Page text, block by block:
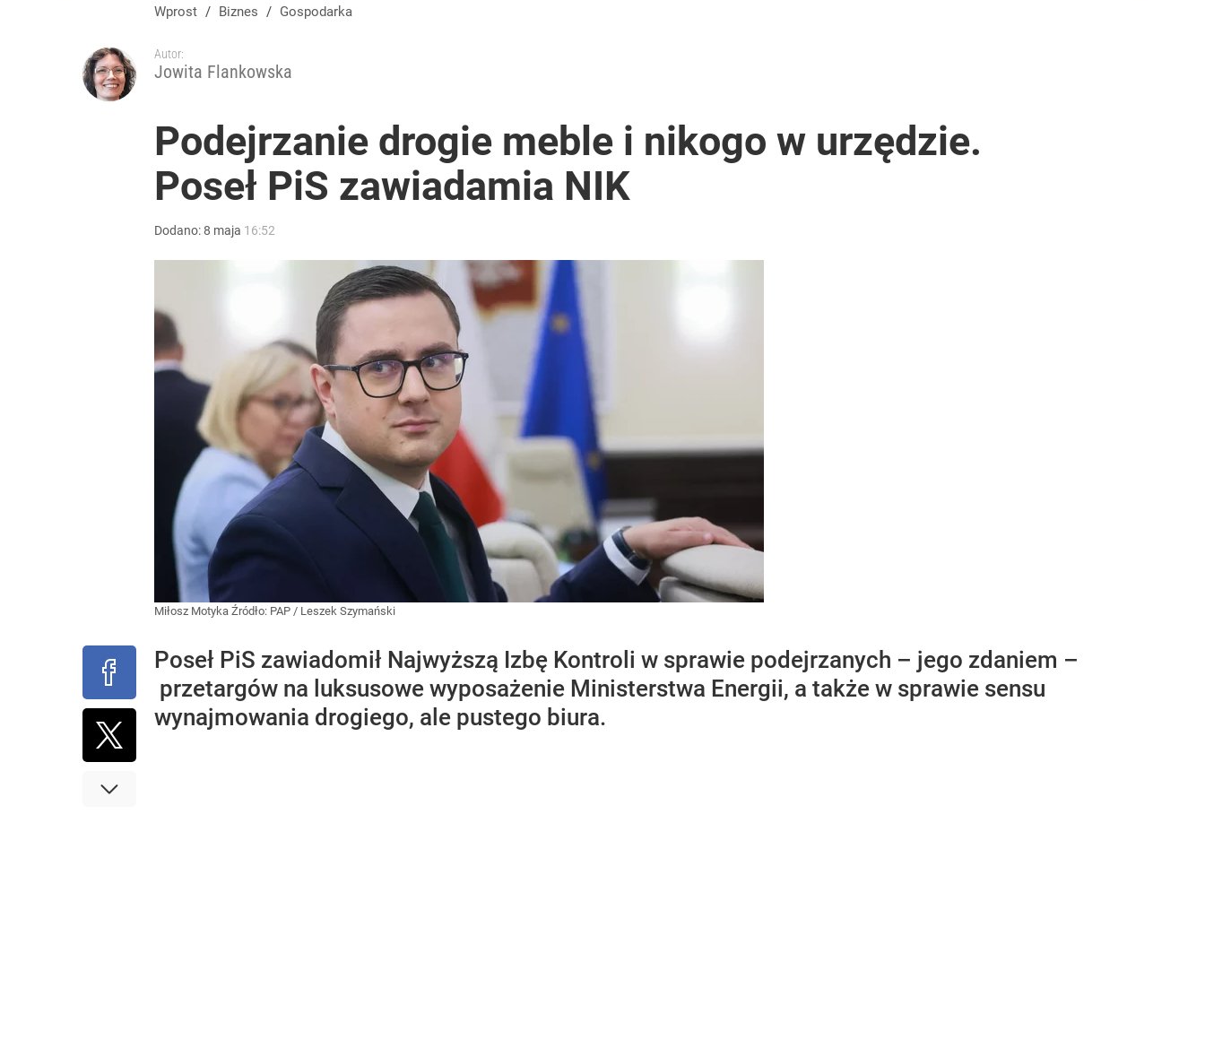
Wprost / Biznes / Gospodarka
Autor:
Jowita Flankowska
Podejrzanie drogie meble i nikogo w urzędzie.
Poseł PiS zawiadamia NIK
Dodano:8 maja 16:52
Miłosz Motyka Źródło: PAP / Leszek Szymański
Poseł PiS zawiadomił Najwyższą Izbę Kontroli w sprawie podejrzanych – jego zdaniem –
przetargów na luksusowe wyposażenie Ministerstwa Energii, a także w sprawie sensu
wynajmowania drogiego, ale pustego biura.